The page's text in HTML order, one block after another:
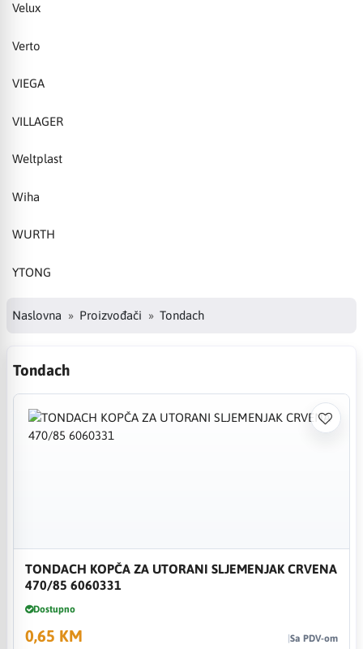
Velux
Verto
VIEGA
VILLAGER
Weltplast
Wiha
WURTH
YTONG
Naslovna Proizvođači Tondach
Tondach
TONDACH KOPČA ZA UTORANI SLJEMENJAK CRVENA
470/85 6060331
Dostupno
0,65 KM Sa PDV-om